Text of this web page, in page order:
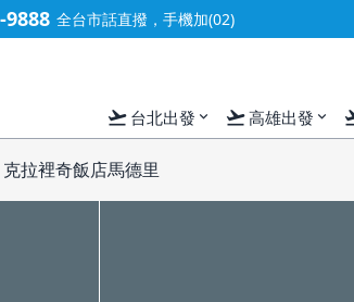
9888 全台市話直撥，手機加(02)
flight_takeoff 台北出發 expand_more flight_takeoff高雄出發 expand_more
克拉裡奇飯店馬德里